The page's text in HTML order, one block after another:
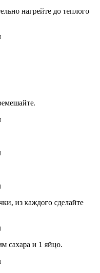
нагрейте до теплого
из каждого сделайте
сахара и 1 яйцо.